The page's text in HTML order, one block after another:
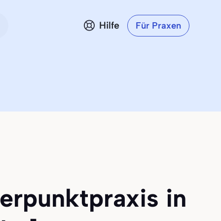
Hilfe Für Praxen
in